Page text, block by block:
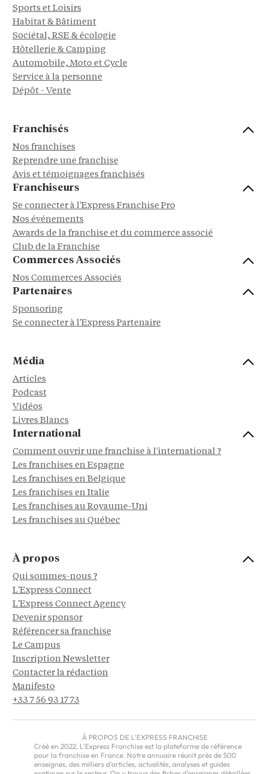
Sports et Loisirs
Habitat & Bâtiment
Sociétal, RSE & écologie
Hôtellerie & Camping
Automobile, Moto et Cycle
Service à la personne
Dépôt - Vente
Franchisés
Nos franchises
Reprendre une franchise
Avis et témoignages franchisés
Franchiseurs
Se connecter à l'Express Franchise Pro
Nos événements
Awards de la franchise et du commerce associé
Club de la Franchise
Commerces Associés
Nos Commerces Associés
Partenaires
Sponsoring
Se connecter à l'Express Partenaire
Média
Articles
Podcast
Vidéos
Livres Blancs
International
Comment ouvrir une franchise à l'international ?
Les franchises en Espagne
Les franchises en Belgique
Les franchises en Italie
Les franchises au Royaume-Uni
Les franchises au Québec
À propos
Qui sommes-nous ?
L'Express Connect
L'Express Connect Agency
Devenir sponsor
Référencer sa franchise
Le Campus
Inscription Newsletter
Contacter la rédaction
Manifesto
+33 7 56 93 17 73
À PROPOS DE L'EXPRESS FRANCHISE
Créé en 2022, L'Express Franchise est la plateforme de référence
pour la franchise en France. Notre annuaire réunit près de 500
enseignes, des milliers d'articles, actualités, analyses et guides